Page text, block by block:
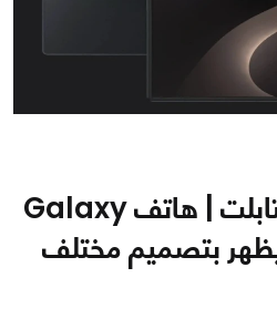
تجربة عرض أقرب لتابلت | هاتف Galaxy